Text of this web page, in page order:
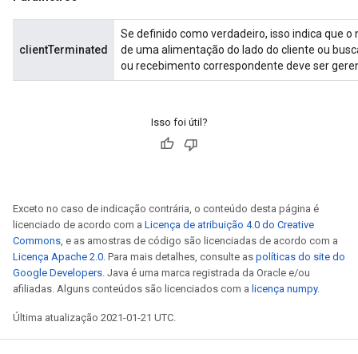
clientTerminated
Se definido como verdadeiro, isso indica que
de uma alimentação do lado do cliente ou
ou recebimento correspondente deve ser
Isso foi útil?
Exceto no caso de indicação contrária, o conteúdo desta página é
licenciado de acordo com a Licença de atribuição 4.0 do Creative
Commons, e as amostras de código são licenciadas de acordo com a
Licença Apache 2.0. Para mais detalhes, consulte as políticas do site do
Google Developers. Java é uma marca registrada da Oracle e/ou
afiliadas. Alguns conteúdos são licenciados com a licença numpy.
Última atualização 2021-01-21 UTC.